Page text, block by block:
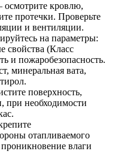
кровлю,
протечки. Проверьте
и вентиляции.
на параметры:
свойства (Класс
и пожаробезопасность.
минеральная вата,
поверхность,
при необходимости
отапливаемого
влаги